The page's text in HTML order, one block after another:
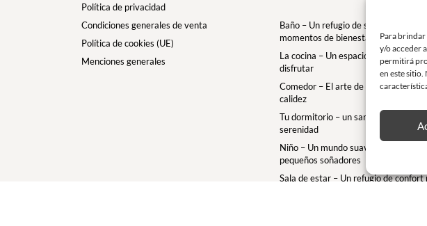
Para
y/o acceder
permitirá
en este
Política de privacidad
Condiciones generales de venta
Política de cookies (UE)
Menciones generales
Baño – Un refugio de suavidad para
momentos de bienestar
La cocina – Un espacio para compartir
disfrutar
Comedor – El arte de la mesa con
calidez
Tu dormitorio – un santuario de
serenidad
Niño – Un mundo suave y mágico para
pequeños soñadores
Sala de estar – Un refugio de confort